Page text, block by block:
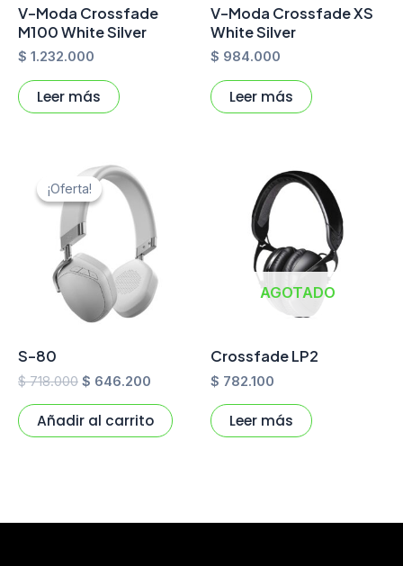
V-Moda Crossfade
M100 White Silver
$ 1.232.000
Leer más
V-Moda Crossfade XS
White Silver
$ 984.000
Leer más
¡Oferta!
¡Oferta!
S-80
$718.000
El
precio
original
era:
$ 718.000.
$ 646.200
es:
$ 646.200.
Añadir al carrito
AGOTADO
Crossfade LP2
$ 782.100
Leer más